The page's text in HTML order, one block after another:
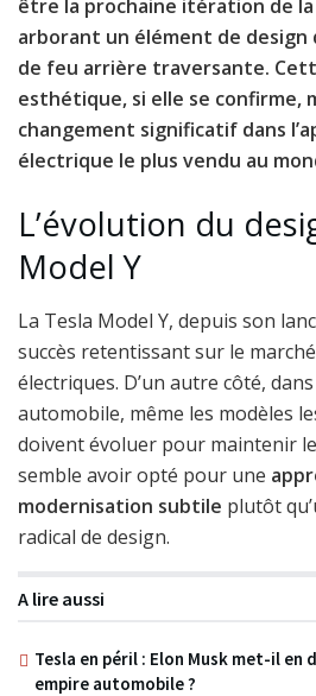
être la prochaine itération de la
arborant un élément de
de feu arrière traversante.
esthétique, si elle se confirme,
changement significatif dans
électrique le plus vendu au
L’évolution du
Model Y
La Tesla Model Y, depuis son
succès retentissant sur le
électriques. D’un autre côté,
automobile, même les modèles
doivent évoluer pour maintenir
semble avoir opté pour une
modernisation subtile plutôt
radical de design.
A lire aussi
Tesla en péril : Elon Musk met-il en
empire automobile ?